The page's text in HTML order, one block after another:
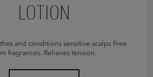
LOTION
and conditions sensitive scalps Free
fragrances. Relieves tension.